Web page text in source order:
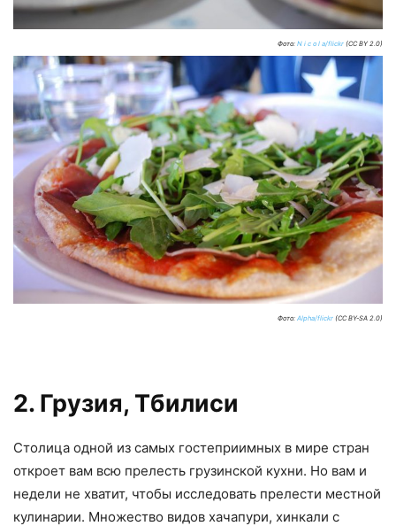
Фото: N i c o l a/flickr (CC BY 2.0)
Фото: Alpha/flickr (CC BY-SA 2.0)
2. Грузия, Тбилиси
Столица одной из самых гостеприимных в мире стран
откроет вам всю прелесть грузинской кухни. Но вам и
недели не хватит, чтобы исследовать прелести местной
кулинарии. Множество видов хачапури, хинкали с